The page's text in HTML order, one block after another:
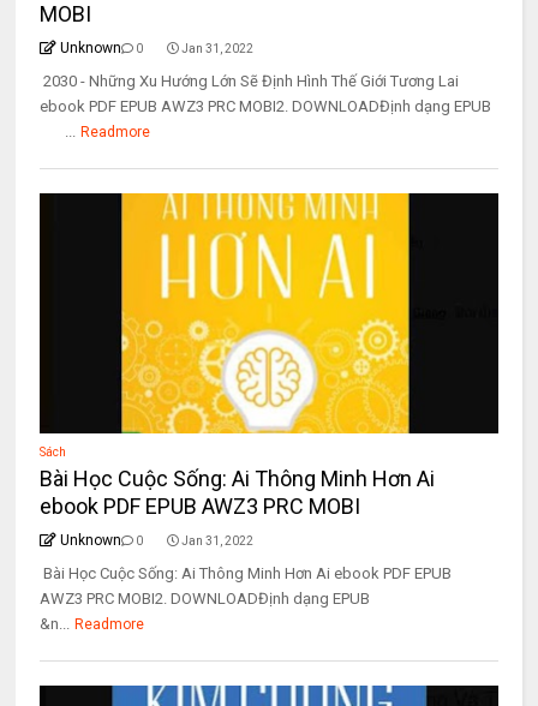
MOBI
Unknown 0 Jan 31, 2022
2030 - Những Xu Hướng Lớn Sẽ Định Hình Thế Giới Tương Lai
ebook PDF EPUB AWZ3 PRC MOBI2. DOWNLOADĐịnh dạng EPUB
... Readmore
Sách
Bài Học Cuộc Sống: Ai Thông Minh Hơn Ai
ebook PDF EPUB AWZ3 PRC MOBI
Unknown 0 Jan 31, 2022
Bài Học Cuộc Sống: Ai Thông Minh Hơn Ai ebook PDF EPUB
AWZ3 PRC MOBI2. DOWNLOADĐịnh dạng EPUB
&n... Readmore